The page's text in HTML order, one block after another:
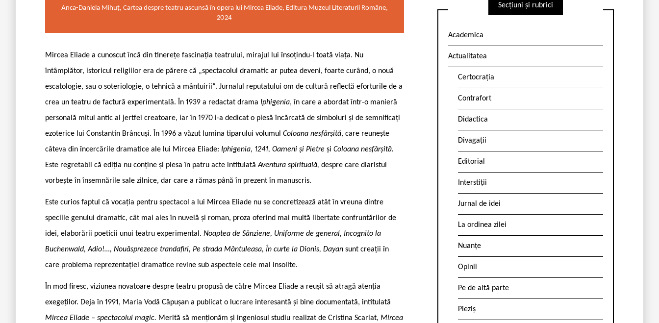
Anca-Daniela Mihuț, Cartea despre teatru ascunsă în opera lui Mircea Eliade, Editura Muzeul Literaturii Române,
2024
Mircea Eliade a cunoscut încă din tinerețe fascinația teatrului, mirajul lui însoțindu-l toată viața. Nu
întâmplător, istoricul religiilor era de părere că „spectacolul dramatic ar putea deveni, foarte curând, o nouă
escatologie, sau o soteriologie, o tehnică a mântuirii“. Jurnalul reputatului om de cultură reflectă eforturile de a
crea un teatru de factură experimentală. În 1939 a redactat drama Iphigenia, în care a abordat într-o manieră
personală mitul antic al jertfei creatoare, iar în 1970 i-a dedicat o piesă încărcată de simboluri și de semnificați
ezoterice lui Constantin Brâncuși. În 1996 a văzut lumina tiparului volumul Coloana nesfârșită, care reunește
câteva din încercările dramatice ale lui Mircea Eliade: Iphigenia, 1241, Oameni și Pietre și Coloana nesfârșită.
Este regretabil că ediția nu conține și piesa în patru acte intitulatăAventura spirituală, despre care diaristul
vorbește în însemnările sale zilnice, dar care a rămas până în prezent în manuscris.
Este curios faptul că vocația pentru spectacol a lui Mircea Eliade nu se concretizează atât în vreuna dintre
speciile genului dramatic, cât mai ales în nuvelă și roman, proza oferind mai multă libertate confruntărilor de
idei, elaborării poeticii unui teatru experimental. Noaptea de Sânziene, Uniforme de general, Incognito la
Buchenwald, Adio!…, Nouăsprezece trandafiri, Pe strada Mântuleasa, În curte la Dionis, Dayan sunt creații în
care problema reprezentației dramatice revine sub aspectele cele mai insolite.
În mod firesc, viziunea novatoare despre teatru propusă de către Mircea Eliade a reușit să atragă atenția
exegeților. Deja în 1991, Maria Vodă Căpușan a publicat o lucrare interesantă și bine documentată, intitulată
Mircea Eliade – spectacolul magic. Merită să menționăm și ingeniosul studiu realizat de Cristina Scarlat, Mircea
Secțiuni și rubrici
Academica
Actualitatea
Certocrația
Contrafort
Didactica
Divagații
Editorial
Interstiții
Jurnal de idei
La ordinea zilei
Nuanțe
Opinii
Pe de altă parte
Pieziș